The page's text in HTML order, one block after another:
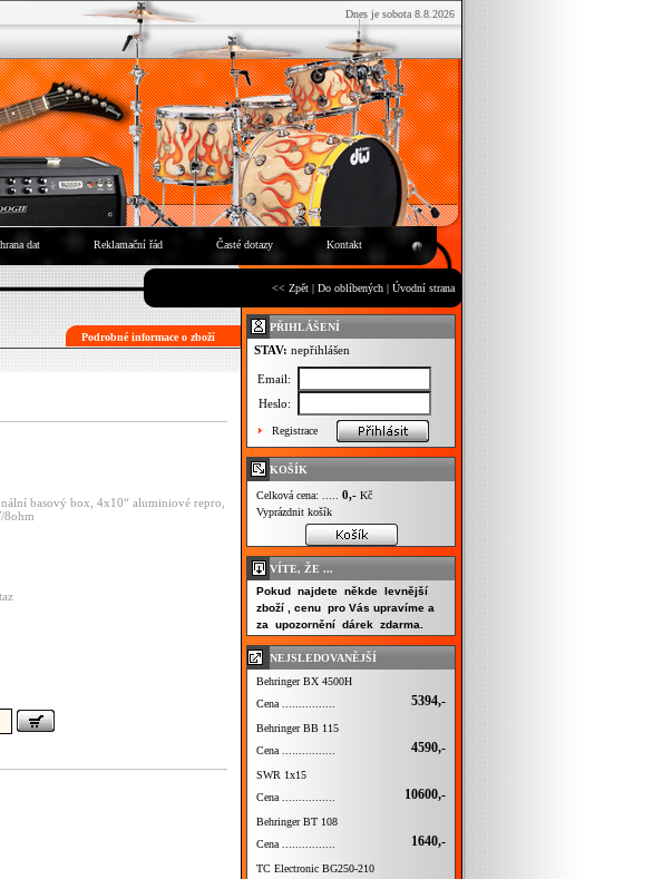
Dnes je sobota 8.8.2026
dat Reklamační řád Časté dotazy Kontakt
<< Zpět | Do oblíbených | Úvodní strana
Podrobné informace o zboží
basový box, 4x10“ aluminiové repro,
8ohm
PŘIHLÁŠENÍ
STAV: nepřihlášen
Email:
Heslo:
Registrace
KOŠÍK
Celková cena: ..... 0,- Kč
Vyprázdnit košík
VÍTE, ŽE ...
Pokud najdete někde levnější
zboží , cenu pro Vás upravíme a
za upozornění dárek zdarma.
NEJSLEDOVANĚJŠÍ
Behringer BX 4500H
Cena ................
5394,-
Behringer BB 115
Cena ................
4590,-
SWR 1x15
Cena ................
10600,-
Behringer BT 108
Cena ................
1640,-
TC Electronic BG250-210